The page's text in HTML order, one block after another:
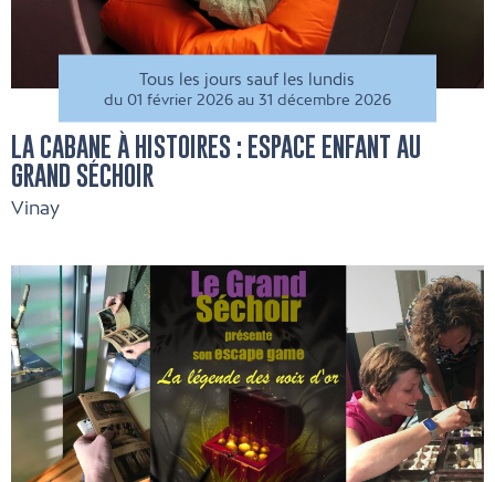
Tous les jours sauf les lundis
du 01 février 2026 au 31 décembre 2026
LA CABANE À HISTOIRES : ESPACE ENFANT AU
GRAND SÉCHOIR
Vinay